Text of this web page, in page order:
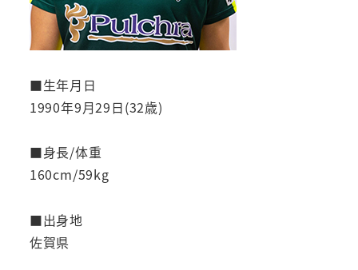
■生年月日
1990年9月29日(32歳)
■身長/体重
160cm/59kg
■出身地
佐賀県